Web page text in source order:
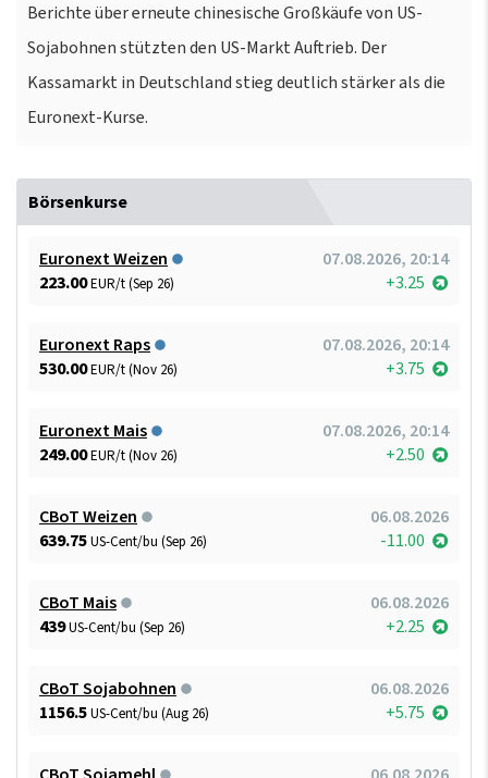
Berichte über erneute chinesische Großkäufe von US-
Sojabohnen stützten den US-Markt Auftrieb. Der
Kassamarkt in Deutschland stieg deutlich stärker als die
Euronext-Kurse.
Börsenkurse
Euronext Weizen
07.08.2026, 20:14
223.00EUR/t (Sep 26) +3.25
Euronext Raps
07.08.2026, 20:14
530.00EUR/t (Nov 26) +3.75
Euronext Mais
07.08.2026, 20:14
249.00EUR/t (Nov 26) +2.50
CBoT Weizen
06.08.2026
639.75US-Cent/bu (Sep 26) -11.00
CBoT Mais
06.08.2026
439US-Cent/bu (Sep 26) +2.25
CBoT Sojabohnen
06.08.2026
1156.5US-Cent/bu (Aug 26) +5.75